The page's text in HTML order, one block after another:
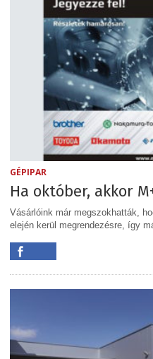
GÉPIPAR
Ha október, akkor
Vásárlóink már megszokhatták,
elején kerül megrendezésre, így